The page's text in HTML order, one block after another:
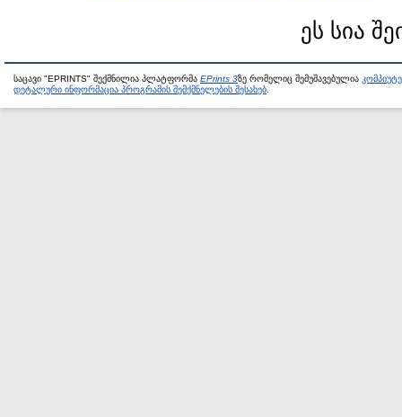
ეს სია
საცავი "EPRINTS" შექმნილია პლატფორმა EPrints 3ზე რომელიც შემუშავებულია
დეტალური ინფორმაცია პროგრამის შემქმნელების შესახებ